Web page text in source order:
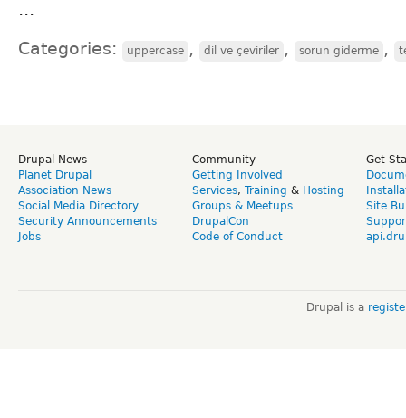
...
Categories: uppercase , dil ve çeviriler , sorun giderme ,
Drupal News
Planet Drupal
Association News
Social Media Directory
Security Announcements
Jobs
Community
Getting Involved
Services, Training & Hosting
Groups & Meetups
DrupalCon
Code of Conduct
Get
Site
Drupal is a